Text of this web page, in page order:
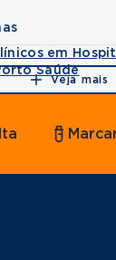
em
Saúde
Veja mais